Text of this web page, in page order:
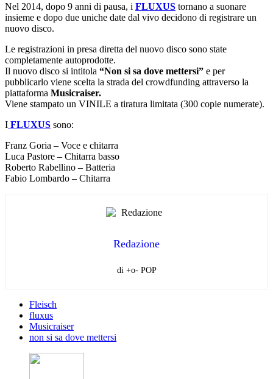
Nel 2014, dopo 9 anni di pausa, i FLUXUS tornano a suonare
insieme e dopo due uniche date dal vivo decidono di registrare un
nuovo disco.
Le registrazioni in presa diretta del nuovo disco sono state
completamente autoprodotte.
Il nuovo disco si intitola “Non si sa dove mettersi” e per
pubblicarlo viene scelta la strada del crowdfunding attraverso la
piattaforma Musicraiser.
Viene stampato un VINILE a tiratura limitata (300 copie numerate).
I FLUXUS sono:
Franz Goria – Voce e chitarra
Luca Pastore – Chitarra basso
Roberto Rabellino – Batteria
Fabio Lombardo – Chitarra
Redazione
di +o- POP
Fleisch
fluxus
Musicraiser
non si sa dove mettersi